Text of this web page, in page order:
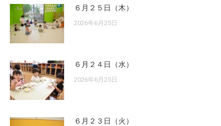
６月２５日（木）
2026年6月25日
６月２４日（水）
2026年6月25日
６月２３日（火）